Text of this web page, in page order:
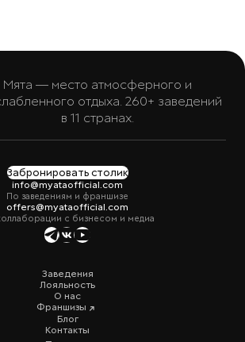
Мята — место атмосферного и
отдыха. 260+ заведений
в 11 странах.
Забронировать столик
info@myataofficial.com
По заведениям и франшизе
offers@myataofficial.com
с бизнесом и медиа
Заведения
Лояльность
О нас
Франшизы
Блог
Контакты